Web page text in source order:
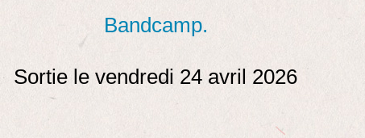
Bandcamp.
Sortie le vendredi 24 avril 2026